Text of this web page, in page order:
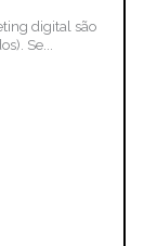
digital são
Se...